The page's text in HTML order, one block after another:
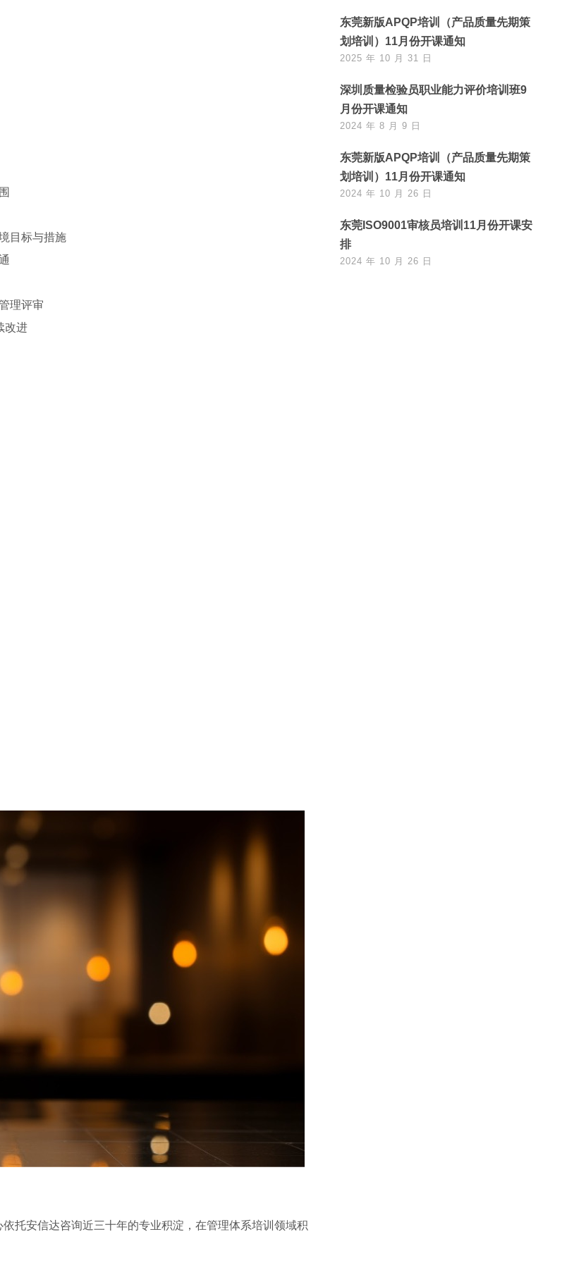
目标与措施
理评审
改进
托安信达咨询近三十年的专业积淀，在管理体系培训领域积
东莞新版APQP培训（产品质量先期策
划培训）11月份开课通知
2025 年 10 月 31 日
深圳质量检验员职业能力评价培训班9
月份开课通知
2024 年 8 月 9 日
东莞新版APQP培训（产品质量先期策
划培训）11月份开课通知
2024 年 10 月 26 日
东莞ISO9001审核员培训11月份开课安
排
2024 年 10 月 26 日